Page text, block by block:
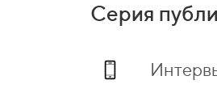
Серия